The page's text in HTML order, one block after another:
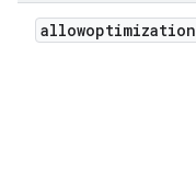
allowoptimization